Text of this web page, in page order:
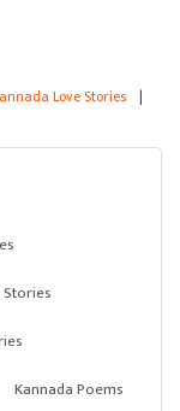
Love Stories |
Kannada Poems